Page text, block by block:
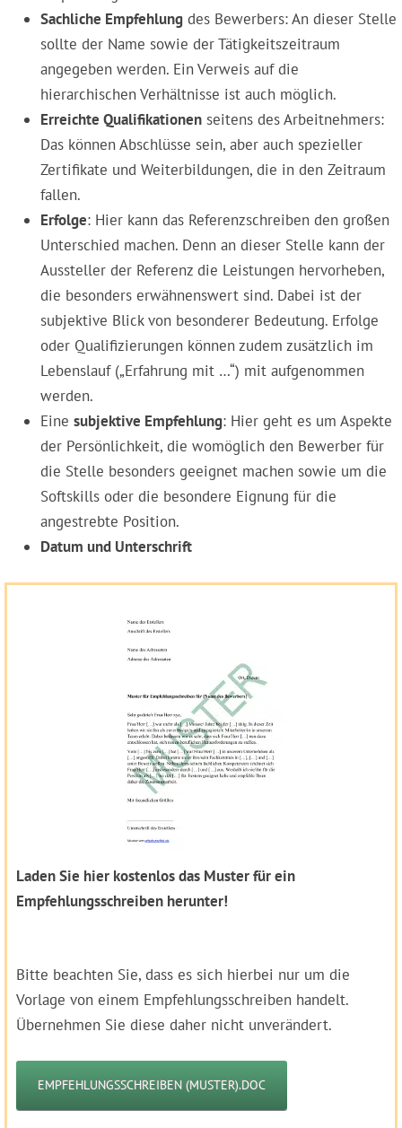
Sachliche Empfehlung des Bewerbers: An dieser Stelle
sollte der Name sowie der Tätigkeitszeitraum
angegeben werden. Ein Verweis auf die
hierarchischen Verhältnisse ist auch möglich.
Erreichte Qualifikationen seitens des Arbeitnehmers:
Das können Abschlüsse sein, aber auch spezieller
Zertifikate und Weiterbildungen, die in den Zeitraum
fallen.
Erfolge: Hier kann das Referenzschreiben den großen
Unterschied machen. Denn an dieser Stelle kann der
Aussteller der Referenz die Leistungen hervorheben,
die besonders erwähnenswert sind. Dabei ist der
subjektive Blick von besonderer Bedeutung. Erfolge
oder Qualifizierungen können zudem zusätzlich im
Lebenslauf („Erfahrung mit …“) mit aufgenommen
werden.
Eine subjektive Empfehlung: Hier geht es um Aspekte
der Persönlichkeit, die womöglich den Bewerber für
die Stelle besonders geeignet machen sowie um die
Softskills oder die besondere Eignung für die
angestrebte Position.
Datum und Unterschrift
Laden Sie hier kostenlos das Muster für ein
Empfehlungsschreiben herunter!
Bitte beachten Sie, dass es sich hierbei nur um die
Vorlage von einem Empfehlungsschreiben handelt.
Übernehmen Sie diese daher nicht unverändert.
EMPFEHLUNGSSCHREIBEN (MUSTER).DOC